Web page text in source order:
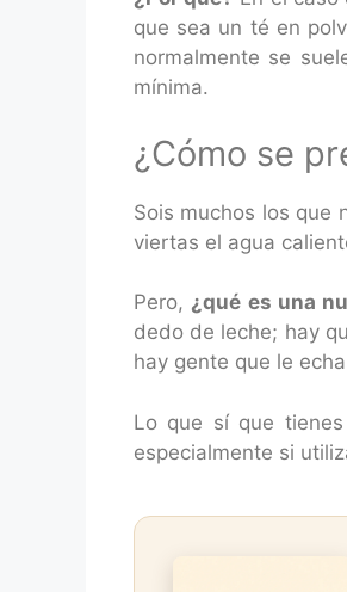
que sea un té en
normalmente se
mínima.
¿Cómo se
Sois muchos los que
viertas el agua
Pero, ¿qué es una
dedo de leche; hay
hay gente que le
Lo que sí que
especialmente si